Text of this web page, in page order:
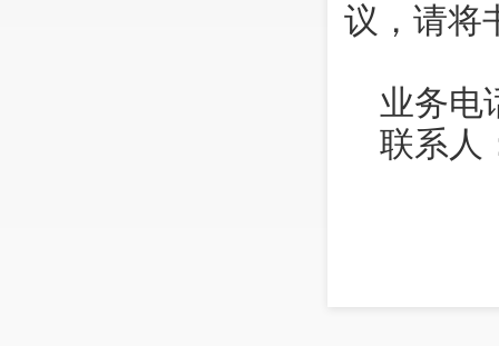
议，请将
业务电
联系